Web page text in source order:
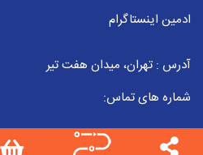
ادمین اینستاگرام
آدرس : تهران، میدان هفت تیر
شماره های تماس: